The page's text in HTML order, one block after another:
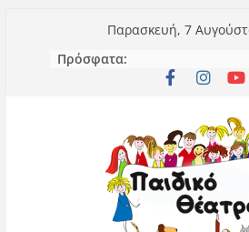
περιεχόμενο
Παρασκευή, 7
Πρόσφατα: